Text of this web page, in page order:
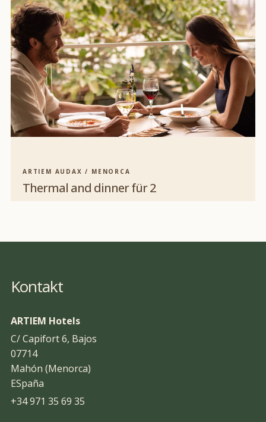
ARTIEM AUDAX / MENORCA
Thermal and dinner für 2
Kontakt
ARTIEM Hotels
C/ Capifort 6, Bajos
07714
Mahón (Menorca)
ESpaña
+34 971 35 69 35